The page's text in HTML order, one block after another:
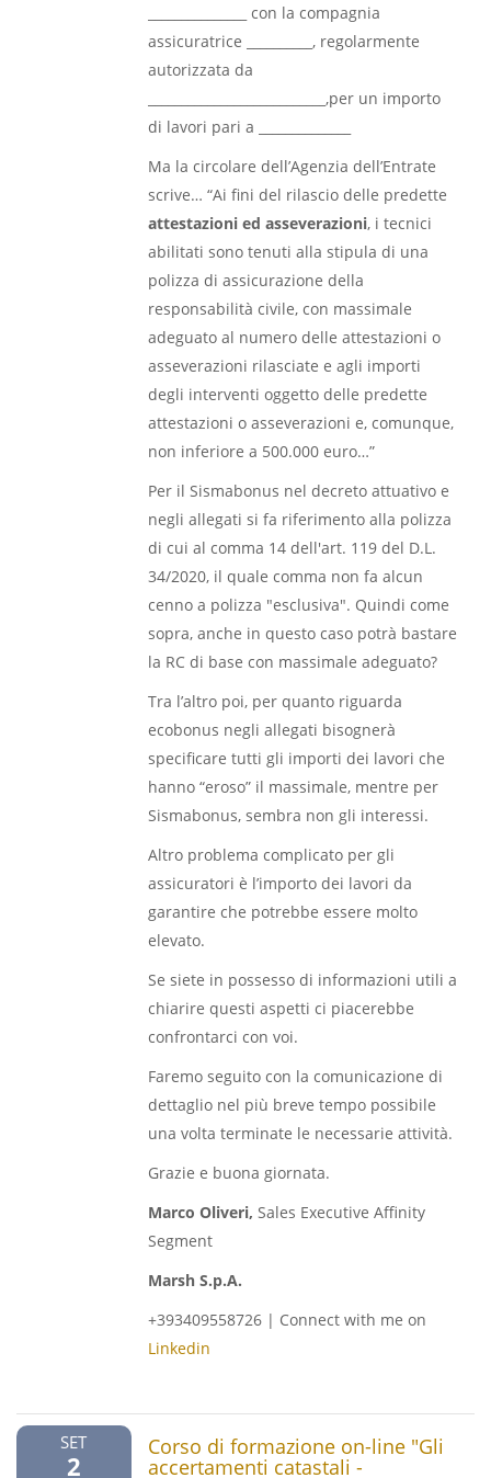
_______________ con la compagnia
assicuratrice __________, regolarmente
autorizzata da
___________________________,per un importo
di lavori pari a ______________
Ma la circolare dell’Agenzia dell’Entrate
scrive… “Ai fini del rilascio delle predette
attestazioni ed asseverazioni, i tecnici
abilitati sono tenuti alla stipula di una
polizza di assicurazione della
responsabilità civile, con massimale
adeguato al numero delle attestazioni o
asseverazioni rilasciate e agli importi
degli interventi oggetto delle predette
attestazioni o asseverazioni e, comunque,
non inferiore a 500.000 euro…”
Per il Sismabonus nel decreto attuativo e
negli allegati si fa riferimento alla polizza
di cui al comma 14 dell'art. 119 del D.L.
34/2020, il quale comma non fa alcun
cenno a polizza "esclusiva". Quindi come
sopra, anche in questo caso potrà bastare
la RC di base con massimale adeguato?
Tra l’altro poi, per quanto riguarda
ecobonus negli allegati bisognerà
specificare tutti gli importi dei lavori che
hanno “eroso” il massimale, mentre per
Sismabonus, sembra non gli interessi.
Altro problema complicato per gli
assicuratori è l’importo dei lavori da
garantire che potrebbe essere molto
elevato.
Se siete in possesso di informazioni utili a
chiarire questi aspetti ci piacerebbe
confrontarci con voi.
Faremo seguito con la comunicazione di
dettaglio nel più breve tempo possibile
una volta terminate le necessarie attività.
Grazie e buona giornata.
Marco Oliveri, Sales Executive Affinity
Segment
Marsh S.p.A.
+393409558726 | Connect with me on
Linkedin
SET
2
Corso di formazione on-line "Gli
accertamenti catastali -